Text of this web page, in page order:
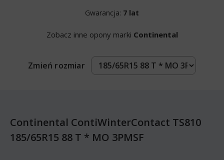
Gwarancja: 7 lat
Zobacz inne opony marki Continental
Zmień rozmiar
Continental ContiWinterContact TS810
185/65R15 88 T * MO 3PMSF